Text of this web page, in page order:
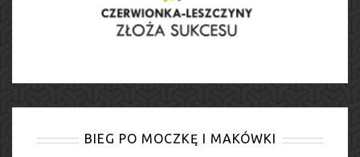
BIEG PO MOCZKĘ I MAKÓWKI